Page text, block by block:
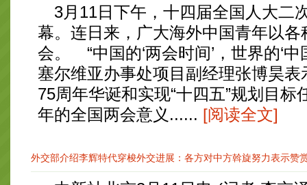
3月11日下午，十四届全国人大二
幕。连日来，广大海外中国青年以
会。 “中国的‘两会时间’，世界的‘中
塞尔维亚办事处项目副经理张博昊
75周年华诞和实现“十四五”规划目标
年的全国两会意义...... [阅读全文]
外交部介绍李辉特代穿梭外交进展：各方对中方斡旋努力表示赞